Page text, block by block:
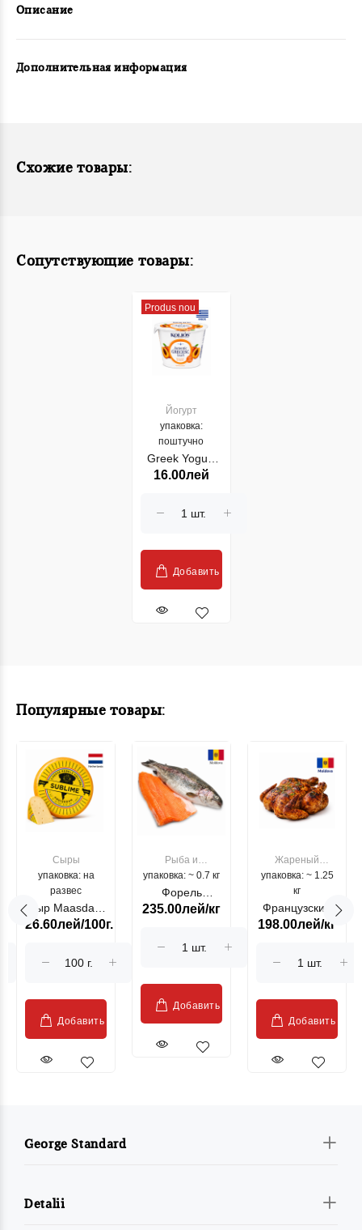
Описание
Дополнительная информация
Схожие товары:
Сопутствующие товары:
Produs nou
Йогурт
упаковка:
поштучно
Greek Yogurt
Kolios 2%
16.00лей
Добавить
Популярные товары:
Сыры
упаковка: на
развес
Сыр Maasdam
Sublime Cow
26.60лей/100г.
Добавить
Рыба и
морепродукты
упаковка: ~ 0.7 кг
Форель
лососевая
Moldovenesc"
235.00лей/кг
Добавить
Жареный
цыпленок
упаковка: ~ 1.25
кг
Французский
гриль, кг
198.00лей/кг
Добавить
George Standard
Detalii